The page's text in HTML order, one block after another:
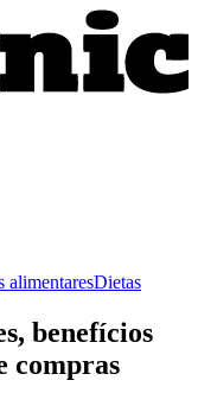
alimentaresDietas
benefícios
compras